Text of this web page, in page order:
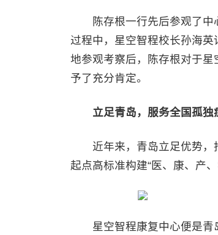
陈存根一行先后参观了中
过程中，星空智程校长孙海
地参观考察后，陈存根对于
予了充分肯定。
立足青岛，服务全国孤独
近年来，青岛立足优势，
起点高标准构建“医、康、产
星空智程康复中心便是青岛